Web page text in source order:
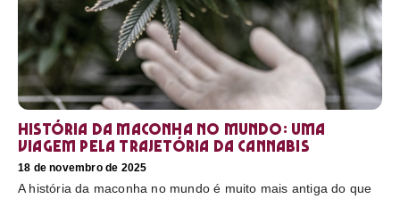
História da maconha no mundo: uma
viagem pela trajetória da cannabis
18 de novembro de 2025
A história da maconha no mundo é muito mais antiga do que